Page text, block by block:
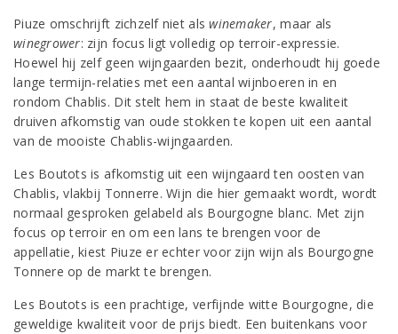
Piuze omschrijft zichzelf niet alswinemaker, maar als
winegrower: zijn focus ligt volledig op terroir-expressie.
Hoewel hij zelf geen wijngaarden bezit, onderhoudt hij goede
lange termijn-relaties met een aantal wijnboeren in en
rondom Chablis. Dit stelt hem in staat de beste kwaliteit
druiven afkomstig van oude stokken te kopen uit een aantal
van de mooiste Chablis-wijngaarden.
Les Boutots is afkomstig uit een wijngaard ten oosten van
Chablis, vlakbij Tonnerre. Wijn die hier gemaakt wordt, wordt
normaal gesproken gelabeld als Bourgogne blanc. Met zijn
focus op terroir en om een lans te brengen voor de
appellatie, kiest Piuze er echter voor zijn wijn als Bourgogne
Tonnere op de markt te brengen.
Les Boutots is een prachtige, verfijnde witte Bourgogne, die
geweldige kwaliteit voor de prijs biedt. Een buitenkans voor